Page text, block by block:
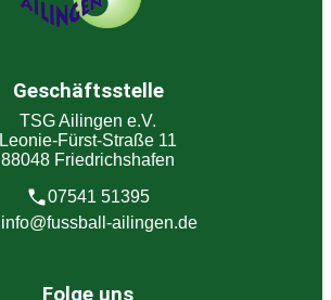
Geschäftsstelle
TSG Ailingen e.V.
Leonie-Fürst-Straße 11
88048 Friedrichshafen
07541 51395
info@fussball-ailingen.de
Folge uns